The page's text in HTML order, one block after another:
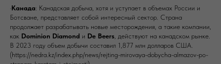
·Канада: Канадская добыча, хотя и уступает в объемах России и
Ботсване, представляет собой интересный сектор. Страна
продолжает разрабатывать новые месторождения, а такие компании,
как Dominion Diamond и De Beers , действуют на канадском рынке.
В 2023 году объем добычи составил 1,877 млн долларов США.
(https://nedra.kz/index.php/news/rejting-mirovaya-dobycha-almazov-po-